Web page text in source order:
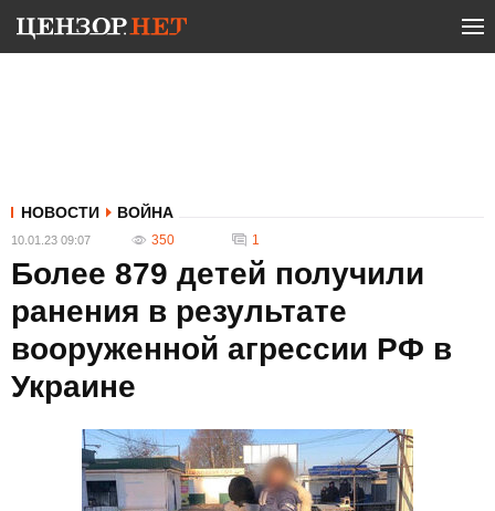
НОВОСТИ ВОЙНА
10.01.23 09:07 350 1
Более 879 детей получили
ранения в результате
вооруженной агрессии РФ в
Украине